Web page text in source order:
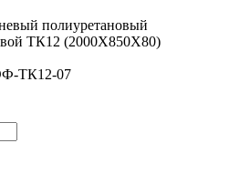
полиуретановый
ТК12 (2000Х850Х80)
ТК12-07